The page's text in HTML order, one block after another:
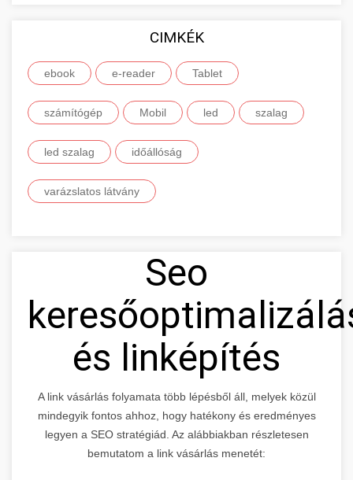
CIMKÉK
ebook e-reader Tablet
számítógép Mobil led szalag
led szalag időállóság
varázslatos látvány
Seo
és linképítés
A link vásárlás folyamata több lépésből áll, melyek közül
mindegyik fontos ahhoz, hogy hatékony és eredményes
legyen a SEO stratégiád. Az alábbiakban részletesen
bemutatom a link vásárlás menetét: